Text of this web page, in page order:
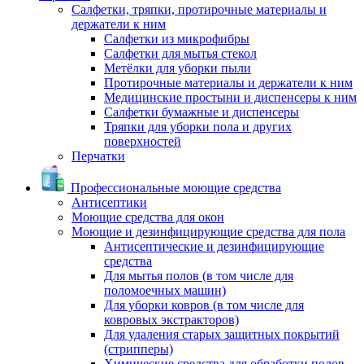
Салфетки, тряпки, протирочные материалы и
держатели к ним
Салфетки из микрофибры
Салфетки для мытья стекол
Метёлки для уборки пыли
Протирочные материалы и держатели к ним
Медицинские простыни и диспенсеры к ним
Салфетки бумажные и диспенсеры
Тряпки для уборки пола и других
поверхностей
Перчатки
Профессиональные моющие средства
Антисептики
Моющие средства для окон
Моющие и дезинфицирующие средства для пола
Антисептические и дезинфицирующие
средства
Для мытья полов (в том числе для
поломоечных машин)
Для уборки ковров (в том числе для
ковровых экстракторов)
Для удаления старых защитных покрытий
(стрипперы)